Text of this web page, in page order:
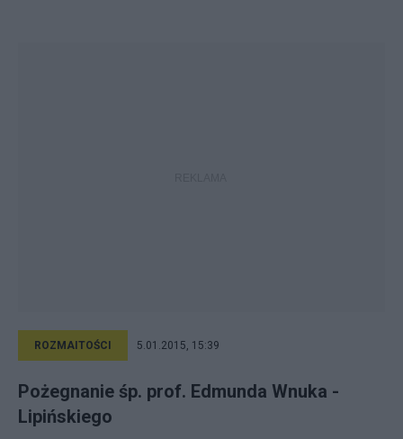
ROZMAITOŚCI 5.01.2015, 15:39
Pożegnanie śp. prof. Edmunda Wnuka -
Lipińskiego